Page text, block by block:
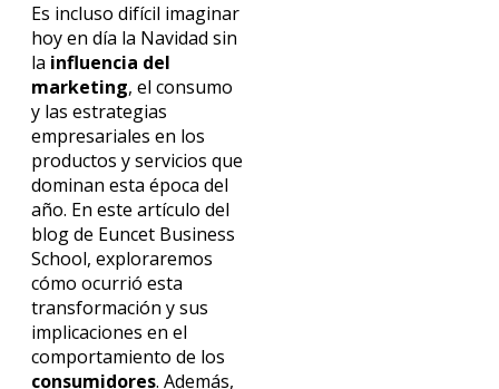
Es incluso difícil imaginar
hoy en día la Navidad sin
la influencia del
marketing, el consumo
y las estrategias
empresariales en los
productos y servicios que
dominan esta época del
año. En este artículo del
blog de Euncet Business
School, exploraremos
cómo ocurrió esta
transformación y sus
implicaciones en el
comportamiento de los
consumidores. Además,